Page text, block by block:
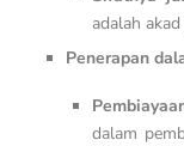
adalah
Penerapan
dalam